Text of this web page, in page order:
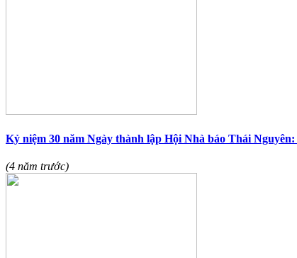
Kỷ niệm 30 năm Ngày thành lập Hội Nhà báo Thái
(4 năm trước)